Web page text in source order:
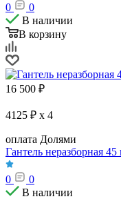
0
0
В наличии
В корзину
16 500 ₽
4125 ₽ x 4
оплата Долями
Гантель неразборная
0
0
В наличии